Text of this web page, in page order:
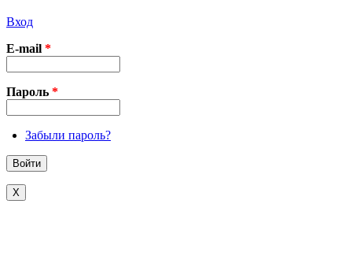
Вход
E-mail *
Пароль *
Забыли пароль?
X